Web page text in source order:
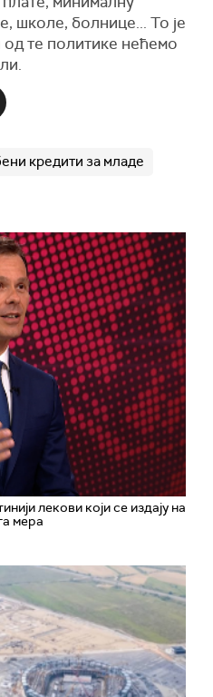
школе, болнице... То је
те политике нећемо
кредити за младе
лекови који се издају на
мера